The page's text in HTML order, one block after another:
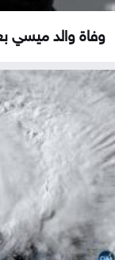
وفاة والد ميسي